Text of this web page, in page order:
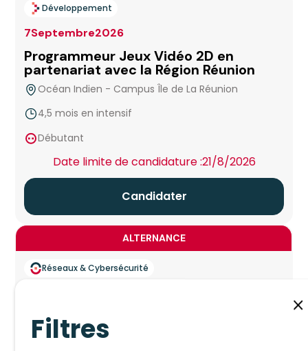
Filtres
Développement
7Septembre2026
Programmeur Jeux Vidéo 2D en
partenariat avec la Région Réunion
Océan Indien - Campus Île de La Réunion
4,5 mois en intensif
Débutant
Date limite de candidature :21/8/2026
Candidater
ALTERNANCE
Réseaux & Cybersécurité
Technicien informatique de proximité
- Wild Code School